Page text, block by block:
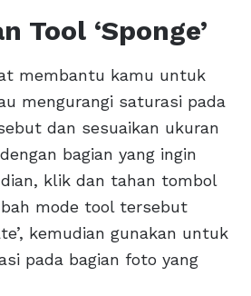
Tool ‘Sponge’
membantu kamu untuk
mengurangi saturasi pada
dan sesuaikan ukuran
bagian yang ingin
klik dan tahan tombol
mode tool tersebut
kemudian gunakan untuk
pada bagian foto yang